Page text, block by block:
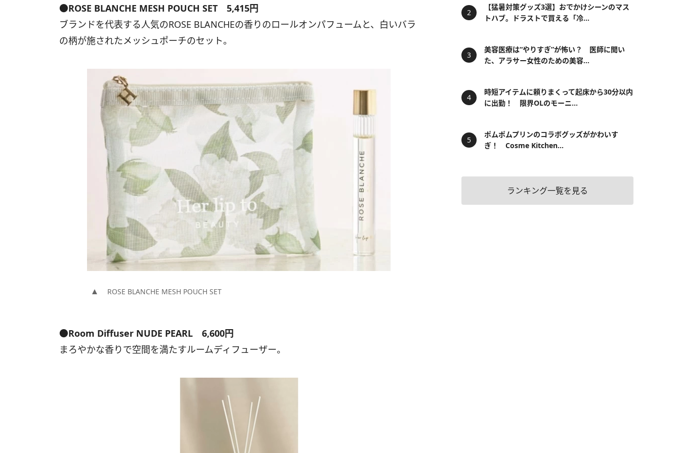
●ROSE BLANCHE MESH POUCH SET 5,415円
ブランドを代表する人気のROSE BLANCHEの香りのロールオンパフュームと、白いバラ
の柄が施されたメッシュポーチのセット。
ROSE BLANCHE MESH POUCH SET
●Room Diffuser NUDE PEARL 6,600円
まろやかな香りで空間を満たすルームディフューザー。
【猛暑対策グッズ3選】おでかけシーンのマス
トハブ。ドラストで買える「冷...
美容医療は“やりすぎ”が怖い？ 医師に聞い
た、アラサー女性のための美容...
時短アイテムに頼りまくって起床から30分以内
に出勤！ 限界OLのモーニ...
ポムポムプリンのコラボグッズがかわいす
ぎ！ Cosme Kitchen...
ランキング一覧を見る